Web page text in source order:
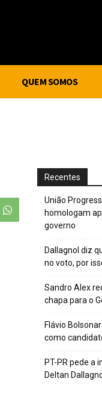
QUEM SOMOS
Recentes
União
homologam
governo
Dallagnol diz
no voto, por
Sandro Alex
chapa para o
Flávio
como
PT-PR pede a
Deltan